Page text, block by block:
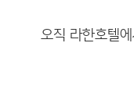
오직 라한호텔